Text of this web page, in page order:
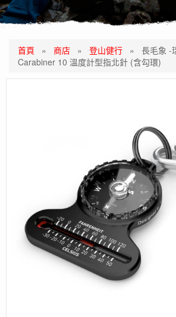
首頁 » 商店 » 登山健行 » 長毛象 -
Carabiner 10 溫度計型指北針 (含勾環)